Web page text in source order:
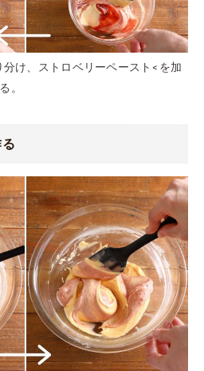
け、ストロベリーペースト<を加
。